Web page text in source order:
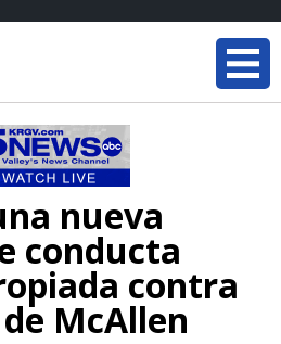
nueva
conducta
contra
McAllen